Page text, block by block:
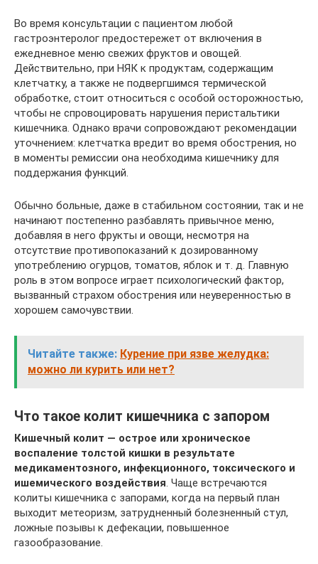
Во время консультации с пациентом любой
гастроэнтеролог предостережет от включения в
ежедневное меню свежих фруктов и овощей.
Действительно, при НЯК к продуктам, содержащим
клетчатку, а также не подвергшимся термической
обработке, стоит относиться с особой осторожностью,
чтобы не спровоцировать нарушения перистальтики
кишечника. Однако врачи сопровождают рекомендации
уточнением: клетчатка вредит во время обострения, но
в моменты ремиссии она необходима кишечнику для
поддержания функций.
Обычно больные, даже в стабильном состоянии, так и не
начинают постепенно разбавлять привычное меню,
добавляя в него фрукты и овощи, несмотря на
отсутствие противопоказаний к дозированному
употреблению огурцов, томатов, яблок и т. д. Главную
роль в этом вопросе играет психологический фактор,
вызванный страхом обострения или неуверенностью в
хорошем самочувствии.
Читайте также: Курение при язве желудка:
можно ли курить или нет?
Что такое колит кишечника с запором
Кишечный колит — острое или хроническое
воспаление толстой кишки в результате
медикаментозного, инфекционного, токсического и
ишемического воздействия. Чаще встречаются
колиты кишечника с запорами, когда на первый план
выходит метеоризм, затрудненный болезненный стул,
ложные позывы к дефекации, повышенное
газообразование.